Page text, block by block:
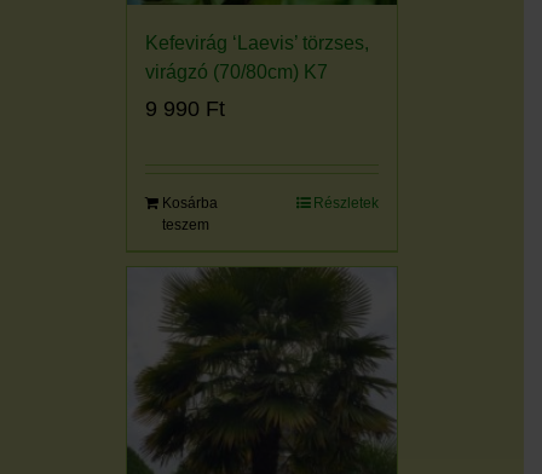
Kefevirág ‘Laevis’ törzses,
virágzó (70/80cm) K7
9 990 Ft
Kosárba
teszem
Részletek